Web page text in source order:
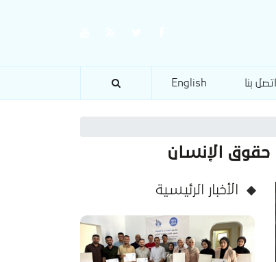
اتصل بنا English
حقوق الإنسان
الأخبار الرئيسية